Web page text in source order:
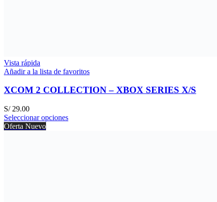
Vista rápida
Añadir a la lista de favoritos
XCOM 2 COLLECTION – XBOX SERIES X/S
S/29.00
Seleccionar opciones
Oferta Nuevo